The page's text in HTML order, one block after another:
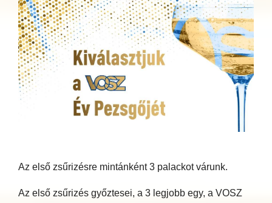
Az első zsűrizésre mintánként 3 palackot várunk.
Az első zsűrizés győztesei, a 3 legjobb egy, a VOSZ